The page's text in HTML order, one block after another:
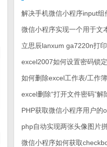
微信小程序实现一个用于文
excel2007如何设置密码锁
如何删除excel工作表/工作
excel删除“打开文件密码”解
PHP获取微信小程序用户的
php自动实现两张头像图片
微信小程序如何获取